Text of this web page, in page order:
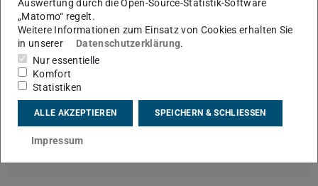
Sebastian Keller
Ich bin Sebastian und ich freue mich sehr, Dich auf
Deinem Weg nach Deutschland, an die TU
Darmstadt und während Deiner Zeit bei uns zu
begleiten.
Auswertung durch die Open-Source-Statistik-Software
„Matomo“ regelt.
Weitere Informationen zum Einsatz von Cookies erhalten Sie
in unserer
Datenschutzerklärung.
Nur essentielle
Komfort
Statistiken
ALLE AKZEPTIEREN SPEICHERN & SCHLIESSEN
Impressum